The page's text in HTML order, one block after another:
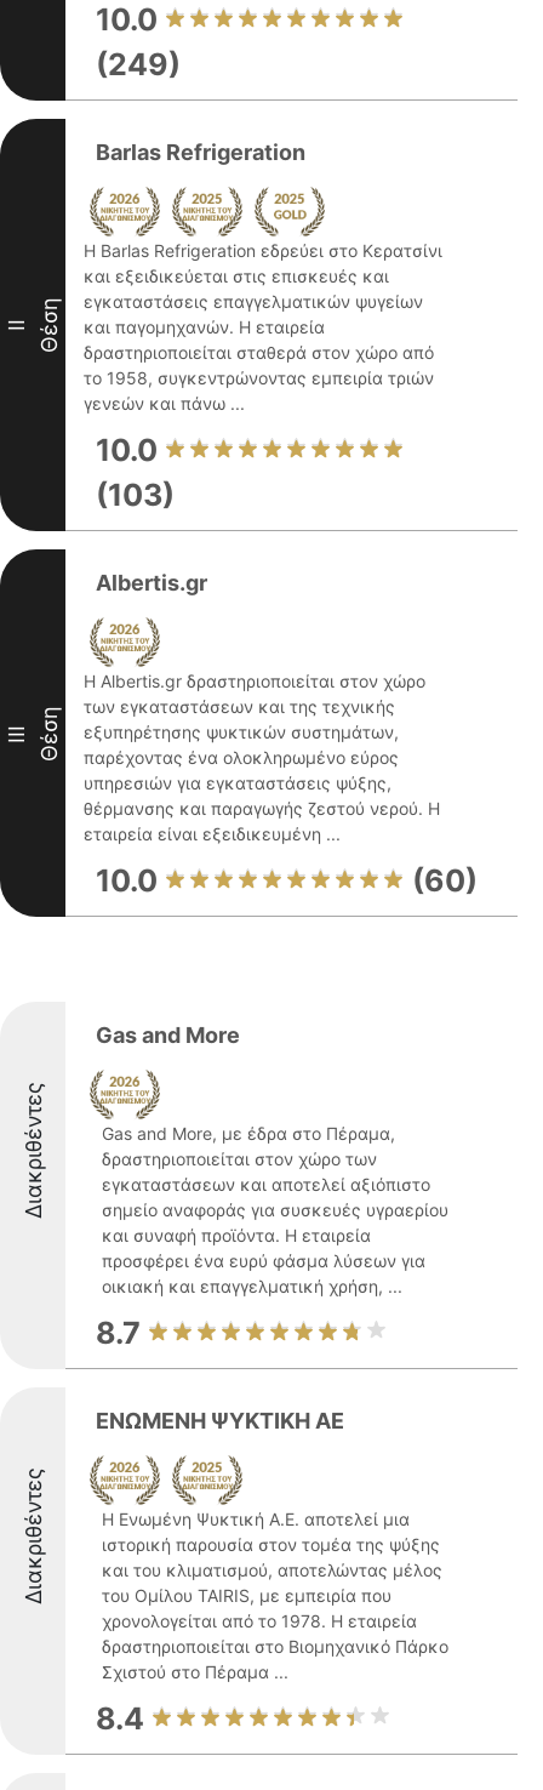
10.0
(249)
II Θέση
Barlas Refrigeration
Η Barlas Refrigeration εδρεύει στο Κερατσίνι
και εξειδικεύεται στις επισκευές και
εγκαταστάσεις επαγγελματικών ψυγείων
και παγομηχανών. Η εταιρεία
δραστηριοποιείται σταθερά στον χώρο από
το 1958, συγκεντρώνοντας εμπειρία τριών
γενεών και πάνω ...
10.0
(103)
III Θέση
Albertis.gr
Η Albertis.gr δραστηριοποιείται στον χώρο
των εγκαταστάσεων και της τεχνικής
εξυπηρέτησης ψυκτικών συστημάτων,
παρέχοντας ένα ολοκληρωμένο εύρος
υπηρεσιών για εγκαταστάσεις ψύξης,
θέρμανσης και παραγωγής ζεστού νερού. Η
εταιρεία είναι εξειδικευμένη ...
10.0 (60)
Διακριθέντες
Gas and Μore
Gas and More, με έδρα στο Πέραμα,
δραστηριοποιείται στον χώρο των
εγκαταστάσεων και αποτελεί αξιόπιστο
σημείο αναφοράς για συσκευές υγραερίου
και συναφή προϊόντα. Η εταιρεία
προσφέρει ένα ευρύ φάσμα λύσεων για
οικιακή και επαγγελματική χρήση, ...
8.7
Διακριθέντες
ΕΝΩΜΕΝΗ ΨΥΚΤΙΚΗ ΑΕ
Η Ενωμένη Ψυκτική Α.Ε. αποτελεί μια
ιστορική παρουσία στον τομέα της ψύξης
και του κλιματισμού, αποτελώντας μέλος
του Ομίλου TAIRIS, με εμπειρία που
χρονολογείται από το 1978. Η εταιρεία
δραστηριοποιείται στο Βιομηχανικό Πάρκο
Σχιστού στο Πέραμα ...
8.4